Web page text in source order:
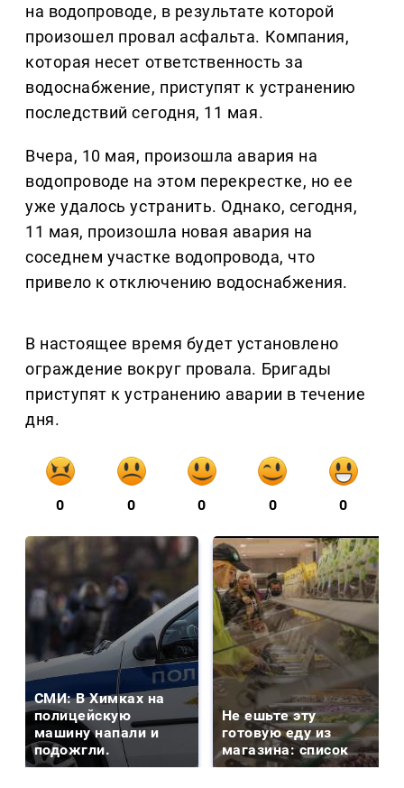
на водопроводе, в результате которой
произошел провал асфальта. Компания,
которая несет ответственность за
водоснабжение, приступят к устранению
последствий сегодня, 11 мая.
Вчера, 10 мая, произошла авария на
водопроводе на этом перекрестке, но ее
уже удалось устранить. Однако, сегодня,
11 мая, произошла новая авария на
соседнем участке водопровода, что
привело к отключению водоснабжения.
В настоящее время будет установлено
ограждение вокруг провала. Бригады
приступят к устранению аварии в течение
дня.
0 0 0 0 0
СМИ: В Химках на
полицейскую
машину напали и
подожгли.
Не ешьте эту
готовую еду из
магазина: список